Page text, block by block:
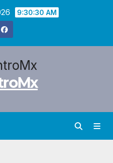
9:30:32 AM